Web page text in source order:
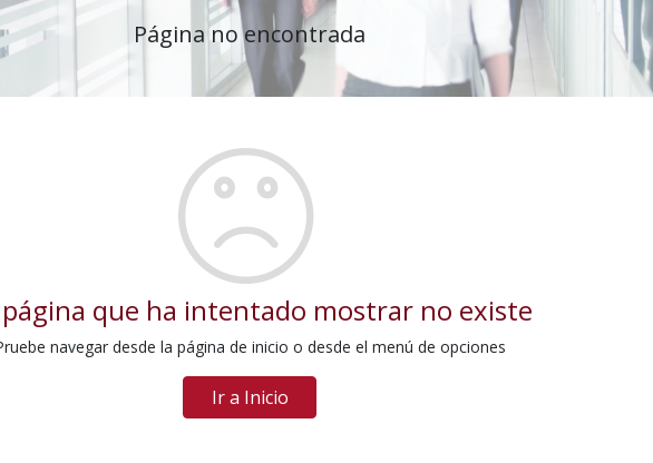
Página no encontrada
que ha intentado mostrar no existe
navegar desde la página de inicio o desde el menú de opciones
Ir a Inicio